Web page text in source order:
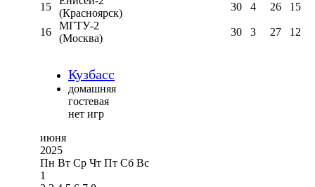
15
(Красноярск)
30 4 26 15
16
МГТУ-2
(Москва)
30 3 27 12
Кузбасс
домашняя
гостевая
нет игр
июня
2025
Пн Вт Ср Чт Пт Сб Вс
1